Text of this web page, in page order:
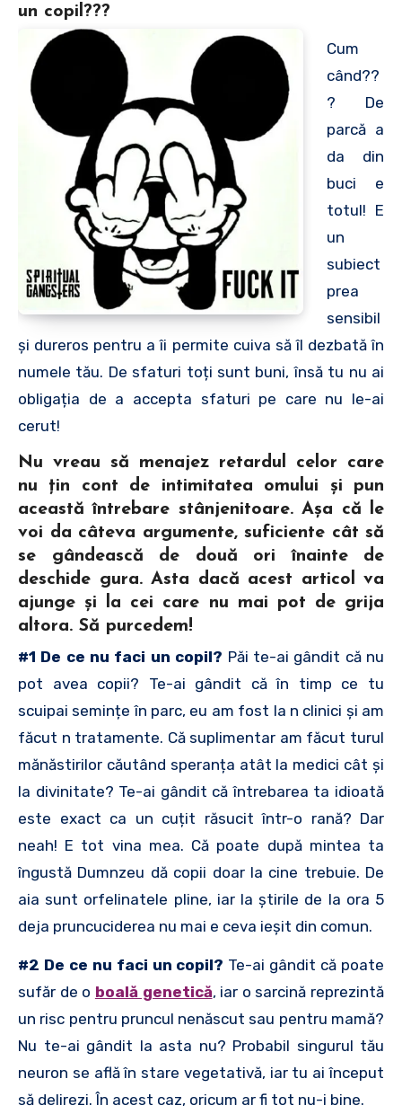
un copil???
Cum
când??
? De
parcă a
da din
buci e
totul! E
un
subiect
prea
sensibil
și dureros pentru a îi permite cuiva să îl dezbată în
numele tău. De sfaturi toți sunt buni, însă tu nu ai
obligația de a accepta sfaturi pe care nu le-ai
cerut!
Nu vreau să menajez retardul celor care
nu țin cont de intimitatea omului și pun
această întrebare stânjenitoare. Așa că le
voi da câteva argumente, suficiente cât să
se gândească de două ori înainte de
deschide gura. Asta dacă acest articol va
ajunge și la cei care nu mai pot de grija
altora. Să purcedem!
#1 De ce nu faci un copil? Păi te-ai gândit că nu
pot avea copii? Te-ai gândit că în timp ce tu
scuipai semințe în parc, eu am fost la n clinici și am
făcut n tratamente. Că suplimentar am făcut turul
mănăstirilor căutând speranța atât la medici cât și
la divinitate? Te-ai gândit că întrebarea ta idioată
este exact ca un cuțit răsucit într-o rană? Dar
neah! E tot vina mea. Că poate după mintea ta
îngustă Dumnzeu dă copii doar la cine trebuie. De
aia sunt orfelinatele pline, iar la știrile de la ora 5
deja pruncuciderea nu mai e ceva ieșit din comun.
#2 De ce nu faci un copil? Te-ai gândit că poate
sufăr de o boală genetică, iar o sarcină reprezintă
un risc pentru pruncul nenăscut sau pentru mamă?
Nu te-ai gândit la asta nu? Probabil singurul tău
neuron se află în stare vegetativă, iar tu ai început
să delirezi. În acest caz, oricum ar fi tot nu-i bine.